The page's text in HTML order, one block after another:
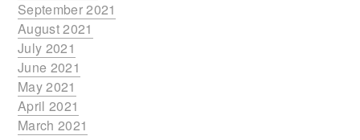
September 2021
August 2021
July 2021
June 2021
May 2021
April 2021
March 2021